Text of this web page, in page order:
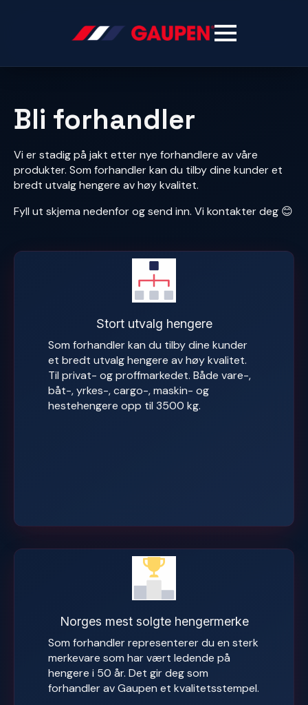
Bli forhandler
Vi er stadig på jakt etter nye forhandlere av våre
produkter. Som forhandler kan du tilby dine kunder et
bredt utvalg hengere av høy kvalitet.
Fyll ut skjema nedenfor og send inn. Vi kontakter deg 😊
Stort utvalg hengere
Som forhandler kan du tilby dine kunder
et bredt utvalg hengere av høy kvalitet.
Til privat- og proffmarkedet. Både vare-,
båt-, yrkes-, cargo-, maskin- og
hestehengere opp til 3500 kg.
Norges mest solgte hengermerke
Som forhandler representerer du en sterk
merkevare som har vært ledende på
hengere i 50 år. Det gir deg som
forhandler av Gaupen et kvalitetsstempel.